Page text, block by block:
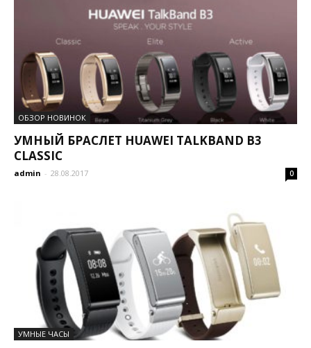
ОБЗОР НОВИНОК
УМНЫЙ БРАСЛЕТ HUAWEI TALKBAND B3
CLASSIC
admin - 28.08.2017 0
УМНЫЕ ЧАСЫ